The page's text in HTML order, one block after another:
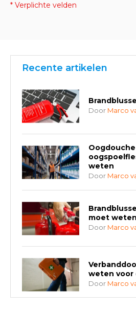
* Verplichte velden
Recente artikelen
Door Marco
weten
Door Marco
moet weten
Door Marco
weten voor
Door Marco